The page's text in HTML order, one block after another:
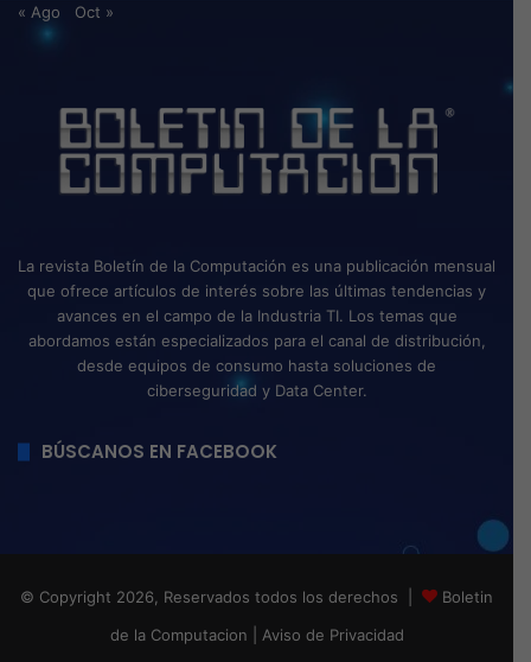
« Ago Oct »
La revista Boletín de la Computación es una publicación mensual
que ofrece artículos de interés sobre las últimas tendencias y
avances en el campo de la Industria TI. Los temas que
abordamos están especializados para el canal de distribución,
desde equipos de consumo hasta soluciones de
ciberseguridad y Data Center.
BÚSCANOS EN FACEBOOK
© Copyright 2026, Reservados todos los derechos |
Boletin
de la Computacion
Aviso de Privacidad